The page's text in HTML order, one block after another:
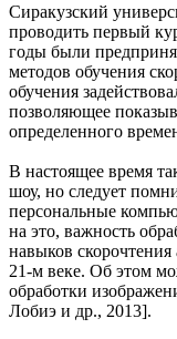
Сиракузский
проводить первый
годы были
методов обучения
обучения
позволяющее
определенного
В настоящее время
шоу, но следует
персональные
на это, важность
навыков
21-м веке. Об этом
обработки
Лобиэ и др., 2013].